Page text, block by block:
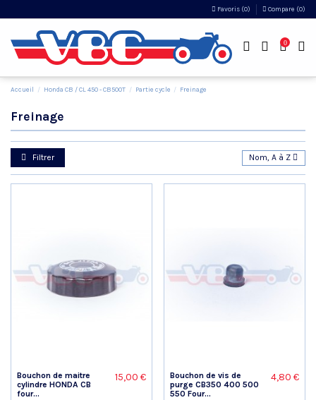
Favoris (0) Compare (0)
0
Accueil Honda CB / CL 450 - CB500T Partie cycle Freinage
Freinage
Filtrer Nom, A à Z
Bouchon de maitre
cylindre HONDA CB
four...
15,00 €
Bouchon de vis de
purge CB350 400 500
550 Four...
4,80 €